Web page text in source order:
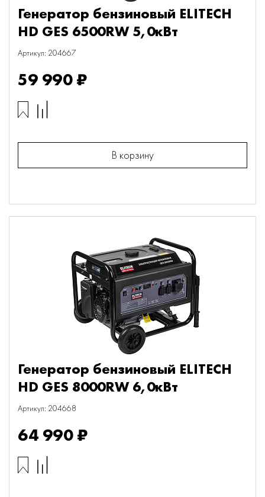
Генератор бензиновый ELITECH
HD GES 6500RW 5,0кВт
Артикул: 204667
59 990 ₽
В корзину
Генератор бензиновый ELITECH
HD GES 8000RW 6,0кВт
Артикул: 204668
64 990 ₽